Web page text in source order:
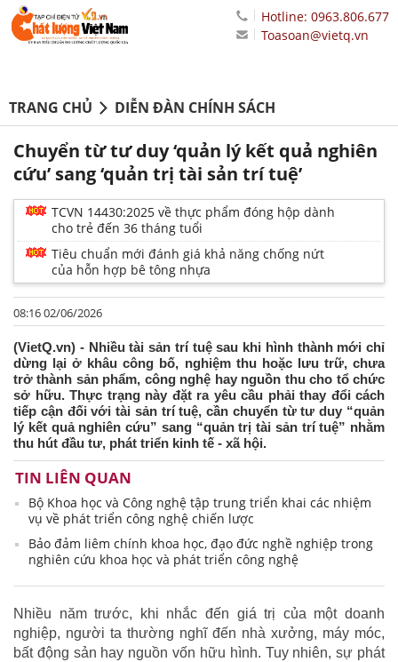
Hotline: 0963.806.677
Toasoan@vietq.vn
TRANG CHỦ DIỄN ĐÀN CHÍNH SÁCH
Chuyển từ tư duy ‘quản lý kết quả nghiên
cứu’ sang ‘quản trị tài sản trí tuệ’
TCVN 14430:2025 về thực phẩm đóng hộp dành
cho trẻ đến 36 tháng tuổi
Tiêu chuẩn mới đánh giá khả năng chống nứt
của hỗn hợp bê tông nhựa
08:16 02/06/2026
(VietQ.vn) - Nhiều tài sản trí tuệ sau khi hình thành mới chỉ
dừng lại ở khâu công bố, nghiệm thu hoặc lưu trữ, chưa
trở thành sản phẩm, công nghệ hay nguồn thu cho tổ chức
sở hữu. Thực trạng này đặt ra yêu cầu phải thay đổi cách
tiếp cận đối với tài sản trí tuệ, cần chuyển từ tư duy “quản
lý kết quả nghiên cứu” sang “quản trị tài sản trí tuệ” nhằm
thu hút đầu tư, phát triển kinh tế - xã hội.
TIN LIÊN QUAN
Bộ Khoa học và Công nghệ tập trung triển khai các nhiệm
vụ về phát triển công nghệ chiến lược
Bảo đảm liêm chính khoa học, đạo đức nghề nghiệp trong
nghiên cứu khoa học và phát triển công nghệ
Nhiều năm trước, khi nhắc đến giá trị của một doanh
nghiệp, người ta thường nghĩ đến nhà xưởng, máy móc,
bất động sản hay nguồn vốn hữu hình. Tuy nhiên, sự phát